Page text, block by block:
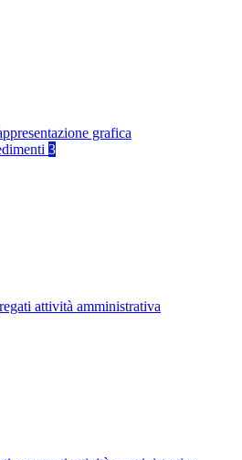
grafica
3
attività amministrativa